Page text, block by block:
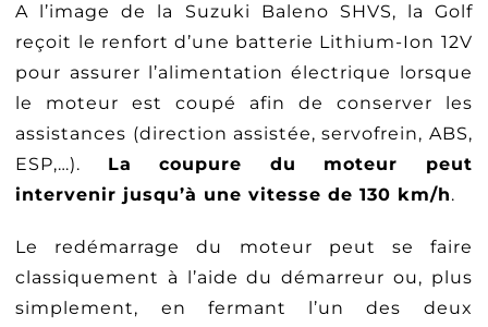
A l’image de la Suzuki Baleno SHVS, la Golf
reçoit le renfort d’une batterie Lithium-Ion 12V
pour assurer l’alimentation électrique lorsque
le moteur est coupé afin de conserver les
assistances (direction assistée, servofrein, ABS,
ESP,…). La coupure du moteur peut
intervenir jusqu’à une vitesse de 130 km/h.
Le redémarrage du moteur peut se faire
classiquement à l’aide du démarreur ou, plus
simplement, en fermant l’un des deux